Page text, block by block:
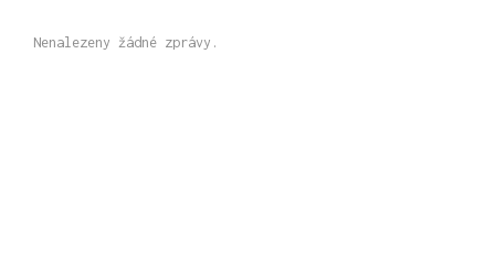
Nenalezeny žádné zprávy.